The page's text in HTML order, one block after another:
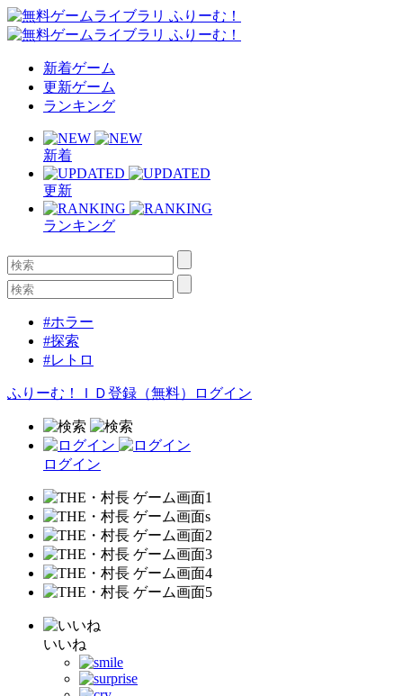
新着ゲーム
更新ゲーム
ランキング
新着
更新
ランキング
#ホラー
#探索
#レトロ
ふりーむ！ＩＤ登録（無料） ログイン
ログイン
いいね